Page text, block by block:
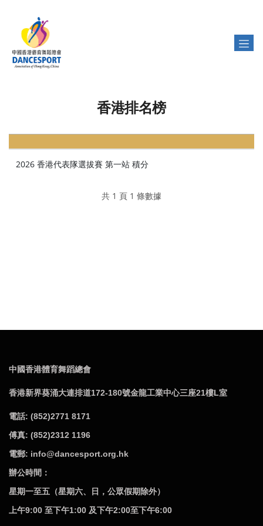
香港排名榜
2026 香港代表隊選拔賽 第一站 積分
共 1 頁 1 條數據
中國香港體育舞蹈總會
香港新界葵涌大連排道172-180號金龍工業中心三座21樓L室
電話: (852)2771 8171
傅真: (852)2312 1196
電郵: info@dancesport.org.hk
辦公時間：
星期一至五（星期六、日，公眾假期除外）
上午9:00 至下午1:00 及下午2:00至下午6:00